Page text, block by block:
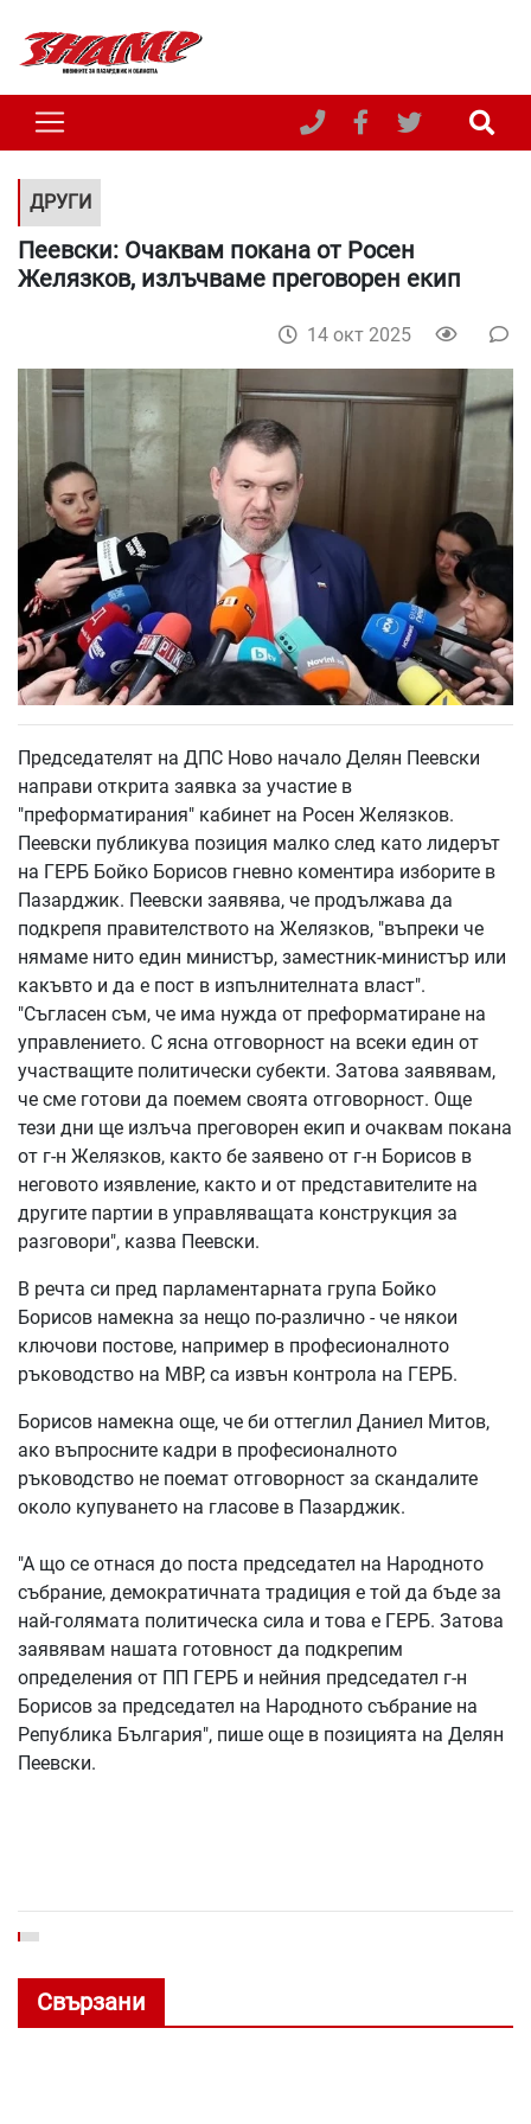
ДРУГИ
Пеевски: Очаквам покана от Росен
Желязков, излъчваме преговорен екип
14 окт 2025
Председателят на ДПС Ново начало Делян Пеевски
направи открита заявка за участие в
"преформатирания" кабинет на Росен Желязков.
Пеевски публикува позиция малко след като лидерът
на ГЕРБ Бойко Борисов гневно коментира изборите в
Пазарджик. Пеевски заявява, че продължава да
подкрепя правителството на Желязков, "въпреки че
нямаме нито един министър, заместник-министър или
какъвто и да е пост в изпълнителната власт".
"Съгласен съм, че има нужда от преформатиране на
управлението. С ясна отговорност на всеки един от
участващите политически субекти. Затова заявявам,
че сме готови да поемем своята отговорност. Още
тези дни ще излъча преговорен екип и очаквам покана
от г-н Желязков, както бе заявено от г-н Борисов в
неговото изявление, както и от представителите на
другите партии в управляващата конструкция за
разговори", казва Пеевски.
В речта си пред парламентарната група Бойко
Борисов намекна за нещо по-различно - че някои
ключови постове, например в професионалното
ръководство на МВР, са извън контрола на ГЕРБ.
Борисов намекна още, че би оттеглил Даниел Митов,
ако въпросните кадри в професионалното
ръководство не поемат отговорност за скандалите
около купуването на гласове в Пазарджик.
"А що се отнася до поста председател на Народното
събрание, демократичната традиция е той да бъде за
най-голямата политическа сила и това е ГЕРБ. Затова
заявявам нашата готовност да подкрепим
определения от ПП ГЕРБ и нейния председател г-н
Борисов за председател на Народното събрание на
Република България", пише още в позицията на Делян
Пеевски.
Свързани